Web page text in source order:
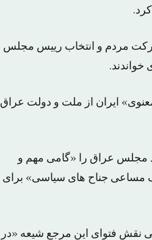
شرکت مردم و انتخاب رییس مجلس
خواندند.
ایران از ملت و دولت عراق
مجلس عراق را «گامی مهم و
مساعی جناح های سیاسی» برای
نقش فتوای این مرجع شیعه «در